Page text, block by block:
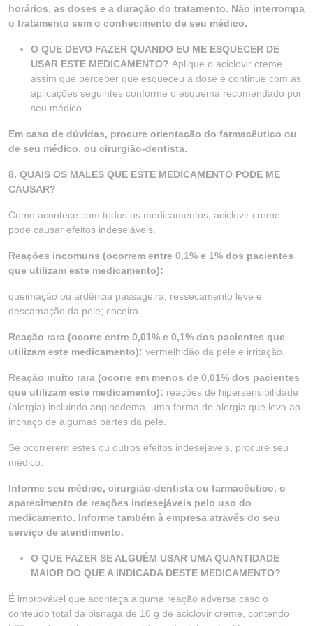
horários, as doses e a duração do tratamento. Não interrompa
o tratamento sem o conhecimento de seu médico.
O QUE DEVO FAZER QUANDO EU ME ESQUECER DE
USAR ESTE MEDICAMENTO? Aplique o aciclovir creme
assim que perceber que esqueceu a dose e continue com as
aplicações seguintes conforme o esquema recomendado por
seu médico.
Em caso de dúvidas, procure orientação do farmacêutico ou
de seu médico, ou cirurgião-dentista.
8. QUAIS OS MALES QUE ESTE MEDICAMENTO PODE ME
CAUSAR?
Como acontece com todos os medicamentos, aciclovir creme
pode causar efeitos indesejáveis.
Reações incomuns (ocorrem entre 0,1% e 1% dos pacientes
que utilizam este medicamento):
queimação ou ardência passageira; ressecamento leve e
descamação da pele; coceira.
Reação rara (ocorre entre 0,01% e 0,1% dos pacientes que
utilizam este medicamento): vermelhidão da pele e irritação.
Reação muito rara (ocorre em menos de 0,01% dos pacientes
que utilizam este medicamento): reações de hipersensibilidade
(alergia) incluindo angioedema, uma forma de alergia que leva ao
inchaço de algumas partes da pele.
Se ocorrerem estes ou outros efeitos indesejáveis, procure seu
médico.
Informe seu médico, cirurgião-dentista ou farmacêutico, o
aparecimento de reações indesejáveis pelo uso do
medicamento. Informe também à empresa através do seu
serviço de atendimento.
O QUE FAZER SE ALGUÉM USAR UMA QUANTIDADE
MAIOR DO QUE A INDICADA DESTE MEDICAMENTO?
É improvável que aconteça alguma reação adversa caso o
conteúdo total da bisnaga de 10 g de aciclovir creme, contendo